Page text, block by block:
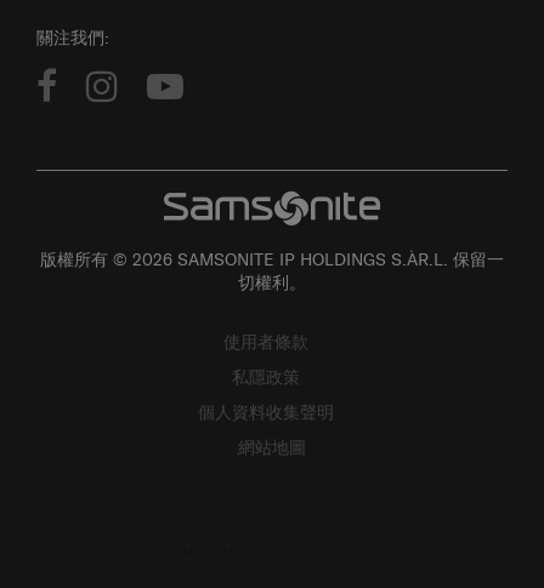
關注我們:
版權所有 © 2026 SAMSONITE IP HOLDINGS S.ÀR.L. 保留一
切權利。
使用者條款
私隱政策
個人資料收集聲明
網站地圖